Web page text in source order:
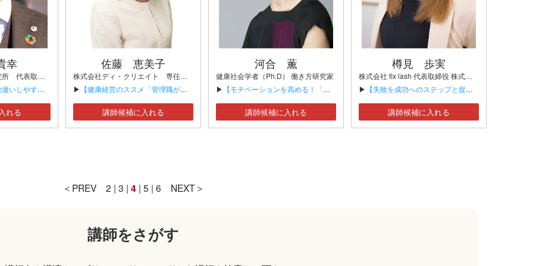
幸
株式会社人と安全研究所 代表取締役 株式会社ディ・クリエイト 専任講師 一般社団法人 日本事故防止推進機構 認定講師
い道路交通法】
れる
佐藤 恵美子
株式会社ディ・クリエイト 専任講師
▶ 【健康経営のススメ「管理職が知るべき健康管理の最前線」】
講師候補に入れる
河合 薫
健康社会学者（Ph.D） 働き方研究家
▶ 【モチベーションを高める！「働き方改革」のすすめ】
講師候補に入れる
樽見 歩実
株式会社 fix lash 代表取締役 株式会社 Neo Sapo 代表取締役
▶ 【失敗を成功へのステップと捉える】
講師候補に入れる
＜PREV 2 | 3 | 4| 5 | 6 NEXT＞
講師をさがす